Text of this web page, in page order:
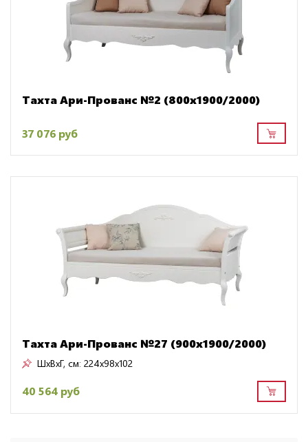
Тахта Ари-Прованс №2 (800х1900/2000)
37 076 руб
Тахта Ари-Прованс №27 (900х1900/2000)
ШxВxГ, см: 224x98x102
40 564 руб